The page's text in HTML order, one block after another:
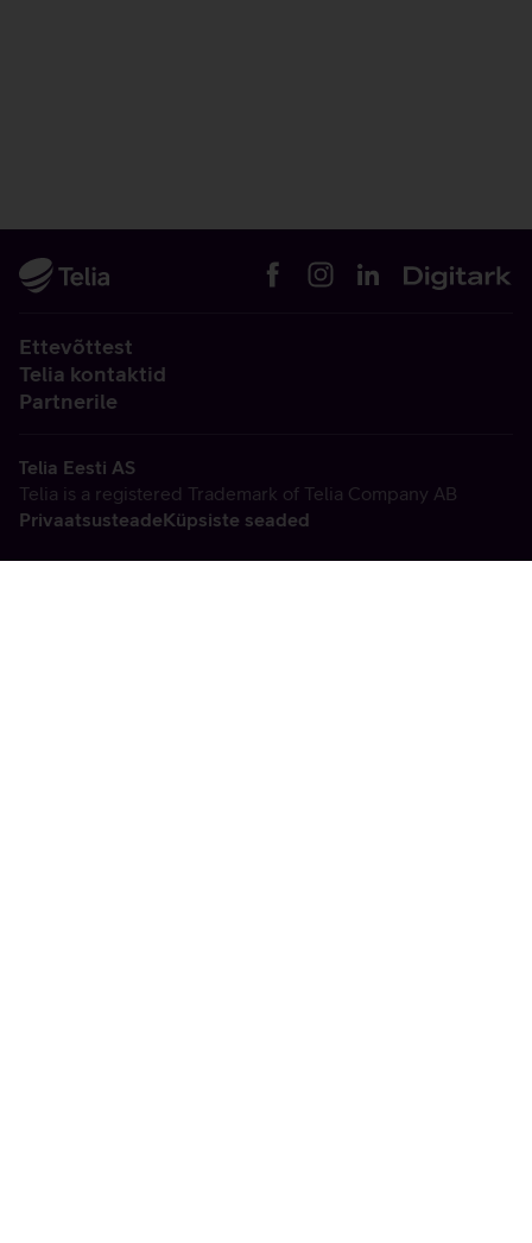
Ettevõttest
Telia kontaktid
Partnerile
Telia Eesti AS
Telia is a registered Trademark of Telia Company AB
PrivaatsusteadeKüpsiste seaded